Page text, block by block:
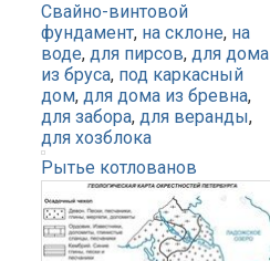
Свайно-винтовой
фундамент, на склоне, на
воде, для пирсов, для дома
из бруса, под каркасный
дом, для дома из бревна,
для забора, для веранды,
для хозблока
Рытье котлованов